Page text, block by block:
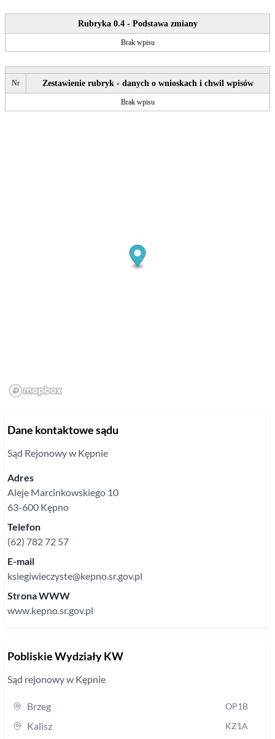
Rubryka 0.4 - Podstawa zmiany
Brak wpisu
Nr Zestawienie rubryk - danych o wnioskach i chwil wpisów
Brak wpisu
Dane kontaktowe sądu
Sąd Rejonowyw Kępnie
Adres
Aleje Marcinkowskiego 10
63-600 Kępno
Telefon
(62) 782 72 57
E-mail
ksiegiwieczyste@kepno.sr.gov.pl
Strona WWW
www.kepno.sr.gov.pl
Pobliskie Wydziały KW
Sąd rejonowyw Kępnie
Brzeg OP1B
Kalisz KZ1A